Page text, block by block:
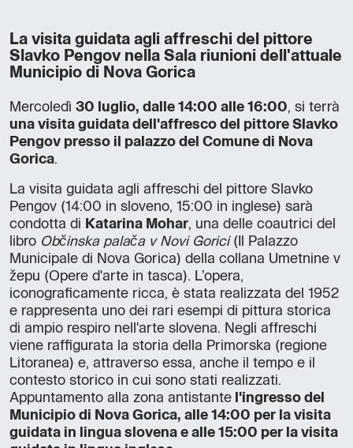
La visita guidata agli affreschi del pittore
Slavko Pengov nella Sala riunioni dell'attuale
Municipio di Nova Gorica
Mercoledì 30 luglio, dalle 14:00 alle 16:00, si terrà
una visita guidata dell'affresco del pittore Slavko
Pengov presso il palazzo del Comune di Nova
Gorica.
La visita guidata agli affreschi del pittore Slavko
Pengov (14:00 in sloveno, 15:00 in inglese) sarà
condotta di Katarina Mohar, una delle coautrici del
libro Občinska palača v Novi Gorici(Il Palazzo
Municipale di Nova Gorica) della collana Umetnine v
žepu (Opere d'arte in tasca). L’opera,
iconograficamente ricca, è stata realizzata del 1952
e rappresenta uno dei rari esempi di pittura storica
di ampio respiro nell'arte slovena. Negli affreschi
viene raffigurata la storia della Primorska (regione
Litoranea) e, attraverso essa, anche il tempo e il
contesto storico in cui sono stati realizzati.
Appuntamento alla zona antistante l'ingresso del
Municipio di Nova Gorica, alle 14:00 per la visita
guidata in lingua slovena e alle 15:00 per la visita